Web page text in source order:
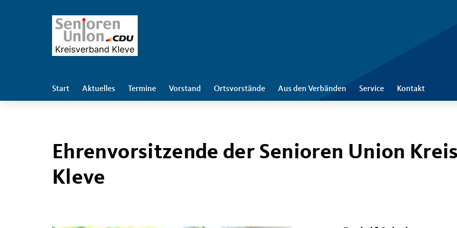
Start Aktuelles Termine Vorstand Ortsvorstände Aus den Verbänden Service Kontakt
Ehrenvorsitzende der Senioren Union
Kleve